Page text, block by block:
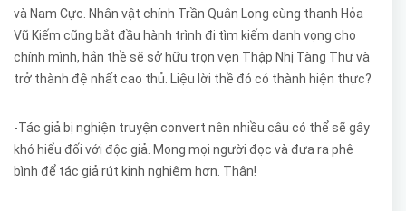
và Nam Cực. Nhân vật chính Trần Quân Long cùng thanh Hỏa
Vũ Kiếm cũng bắt đầu hành trình đi tìm kiếm danh vọng cho
chính mình, hắn thề sẽ sở hữu trọn vẹn Thập Nhị Tàng Thư và
trở thành đệ nhất cao thủ. Liệu lời thề đó có thành hiện thực?
-Tác giả bị nghiện truyện convert nên nhiều câu có thể sẽ gây
khó hiểu đối với độc giả. Mong mọi người đọc và đưa ra phê
bình để tác giả rút kinh nghiệm hơn. Thân!